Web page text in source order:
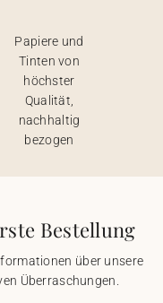
Papiere und
Tinten von
höchster
Qualität,
nachhaltig
bezogen
Bestellung
über unsere
Überraschungen.